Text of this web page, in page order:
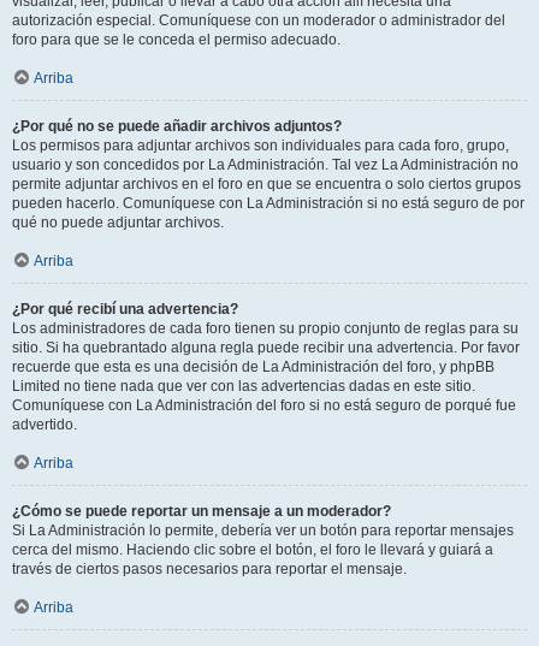
autorización especial. Comuníquese con un moderador o administrador del
foro para que se le conceda el permiso adecuado.
Arriba
¿Por qué no se puede añadir archivos adjuntos?
Los permisos para adjuntar archivos son individuales para cada foro, grupo,
usuario y son concedidos por La Administración. Tal vez La Administración no
permite adjuntar archivos en el foro en que se encuentra o solo ciertos grupos
pueden hacerlo. Comuníquese con La Administración si no está seguro de por
qué no puede adjuntar archivos.
Arriba
¿Por qué recibí una advertencia?
Los administradores de cada foro tienen su propio conjunto de reglas para su
sitio. Si ha quebrantado alguna regla puede recibir una advertencia. Por favor
recuerde que esta es una decisión de La Administración del foro, y phpBB
Limited no tiene nada que ver con las advertencias dadas en este sitio.
Comuníquese con La Administración del foro si no está seguro de porqué fue
advertido.
Arriba
¿Cómo se puede reportar un mensaje a un moderador?
Si La Administración lo permite, debería ver un botón para reportar mensajes
cerca del mismo. Haciendo clic sobre el botón, el foro le llevará y guiará a
través de ciertos pasos necesarios para reportar el mensaje.
Arriba